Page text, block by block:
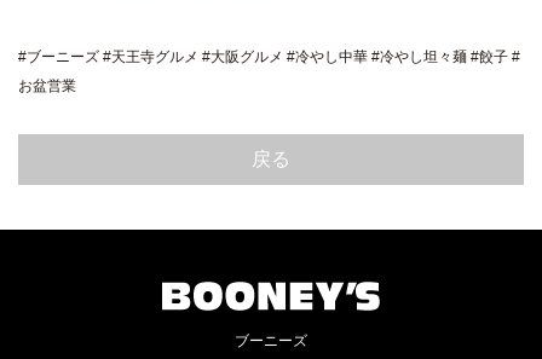
#ブーニーズ #天王寺グルメ #大阪グルメ #冷やし中華 #冷やし坦々麺 #餃子 #
お盆営業
戻る
ブーニーズ